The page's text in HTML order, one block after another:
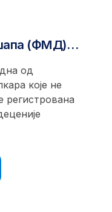
шапа (ФМД)…
од
које не
регистрована